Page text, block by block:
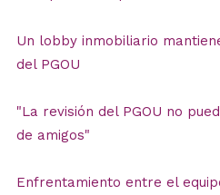
Un lobby inmobiliario
del PGOU
"La revisión del PGOU no
de amigos"
Enfrentamiento entre el